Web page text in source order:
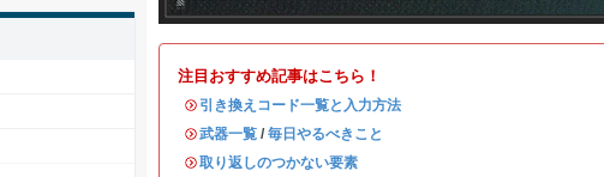
注目おすすめ記事はこちら！
・ 引き換えコード一覧と入力方法
・武器一覧 / 毎日やるべきこと
・取り返しのつかない要素